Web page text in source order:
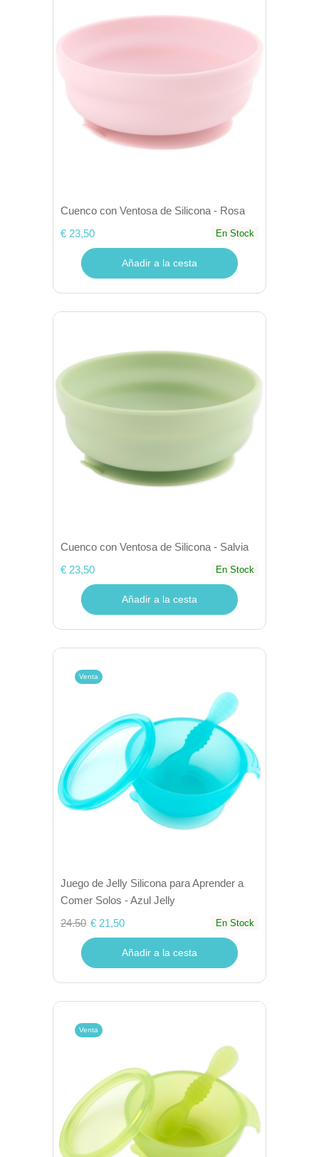
Cuenco con Ventosa de Silicona - Rosa
€ 23,50
En Stock
Añadir a la cesta
Cuenco con Ventosa de Silicona - Salvia
€ 23,50
En Stock
Añadir a la cesta
Venta
Juego de Jelly Silicona para Aprender a
Comer Solos - Azul Jelly
24.50 € 21,50 En Stock
Añadir a la cesta
Venta